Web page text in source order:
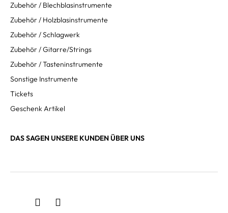
Zubehör / Blechblasinstrumente
Zubehör / Holzblasinstrumente
Zubehör / Schlagwerk
Zubehör / Gitarre/Strings
Zubehör / Tasteninstrumente
Sonstige Instrumente
Tickets
Geschenk Artikel
DAS SAGEN UNSERE KUNDEN ÜBER UNS